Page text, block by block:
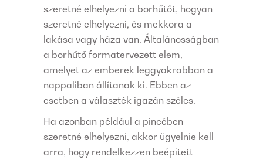
szeretné elhelyezni a borhűtőt, hogyan
szeretné elhelyezni, és mekkora a
lakása vagy háza van. Általánosságban
a borhűtő formatervezett elem,
amelyet az emberek leggyakrabban a
nappaliban állítanak ki. Ebben az
esetben a választék igazán széles.
Ha azonban például a pincében
szeretné elhelyezni, akkor ügyelnie kell
arra, hogy rendelkezzen beépített